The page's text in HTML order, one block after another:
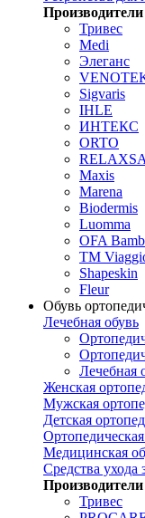
Производители
Тривес
Medi
Элеганс
Sigvaris
IHLE
ИНТЕКС
ORTO
Maxis
Marena
Biodermis
Luomma
OFA
TM
Shapeskin
Fleur
Обувь
Лечебная обувь
Лечебная
Женская
Мужская
Детская
Медицинская
Средства ухода
Производители
Тривес